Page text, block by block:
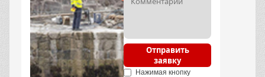
Отправить
заявку
Нажимая кнопку